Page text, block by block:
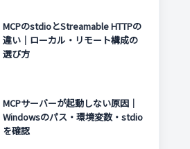
MCPのstdioとStreamable HTTPの
違い｜ローカル・リモート構成の
選び方
MCPサーバーが起動しない原因｜
Windowsのパス・環境変数・stdio
を確認